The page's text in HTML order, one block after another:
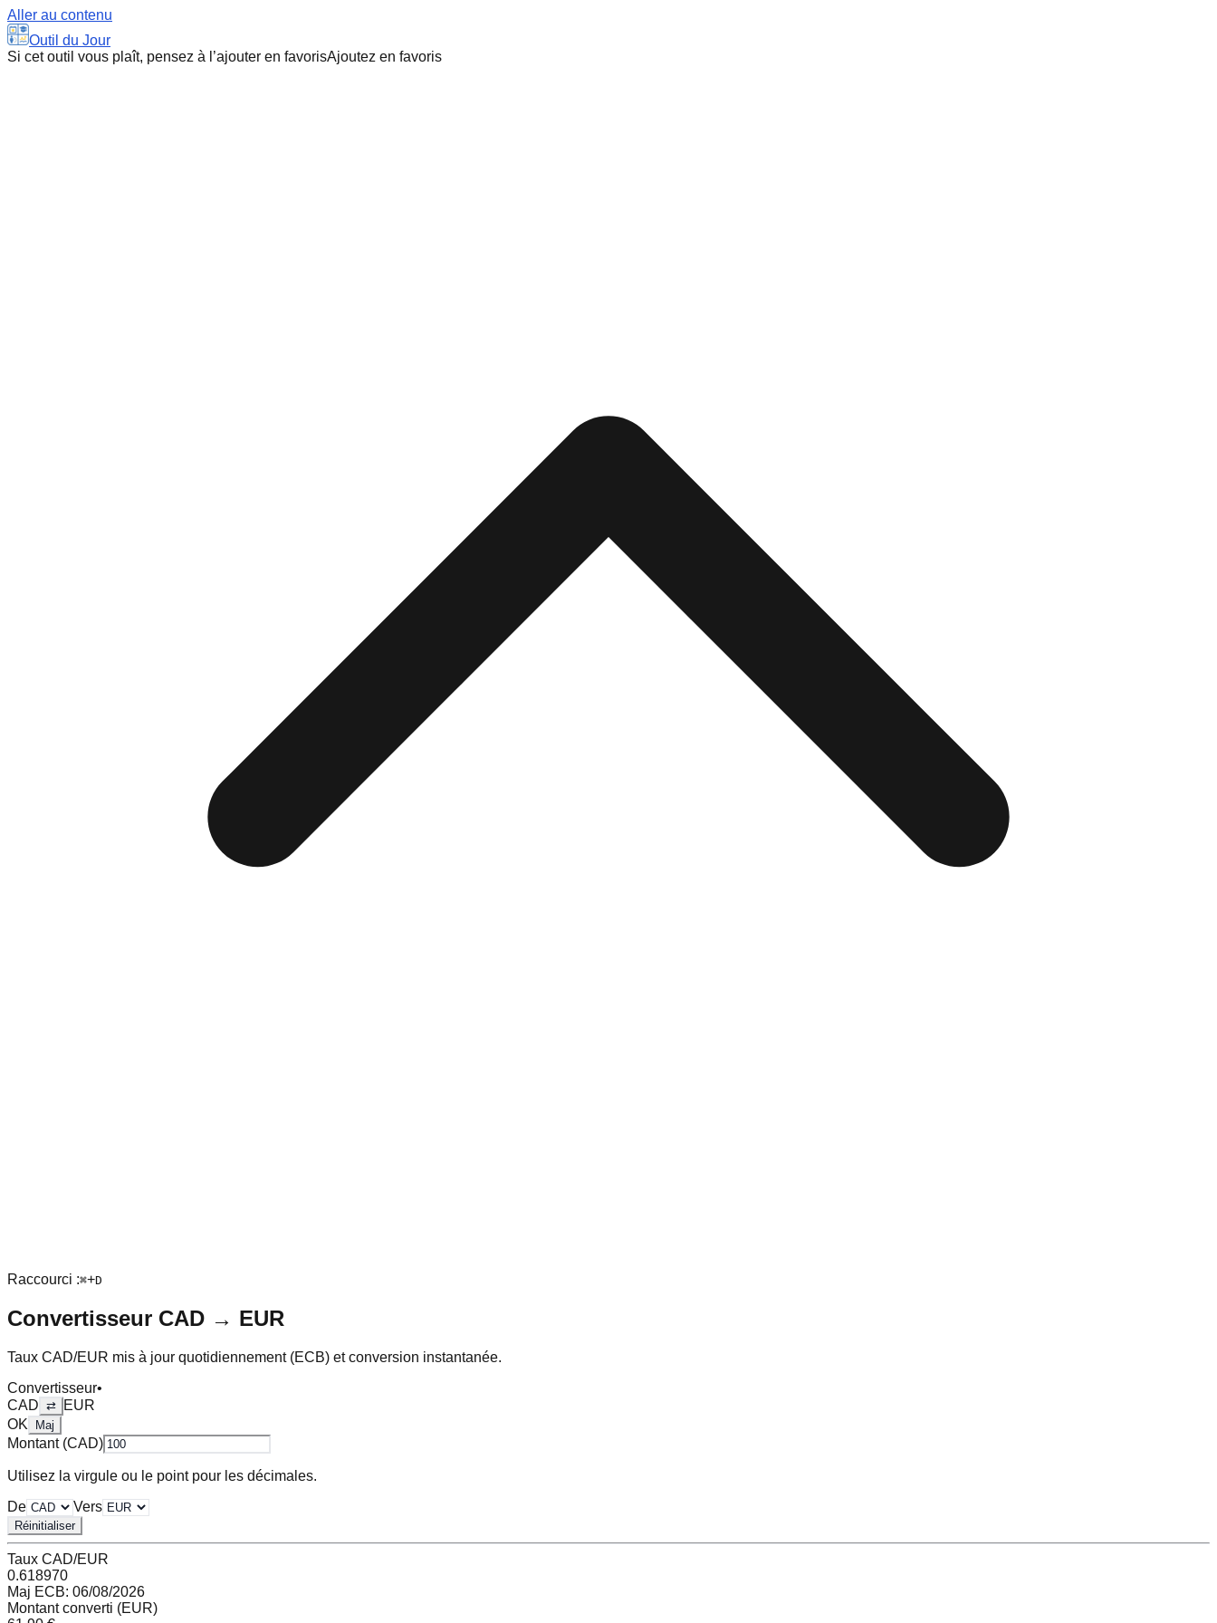
Aller au contenu
Outil du Jour
Si cet outil vous plaît, pensez à l’ajouter en favorisAjoutez en favoris
Raccourci :⌘+D
Convertisseur CAD → EUR
Taux CAD/EUR mis à jour quotidiennement (ECB) et conversion instantanée.
Convertisseur•
CAD ⇄
EUR
OK
Maj
Montant (CAD)
Utilisez la virgule ou le point pour les décimales.
De
Vers
Réinitialiser
Taux CAD/EUR
0.618970
Maj ECB: 06/08/2026
Montant converti (EUR)